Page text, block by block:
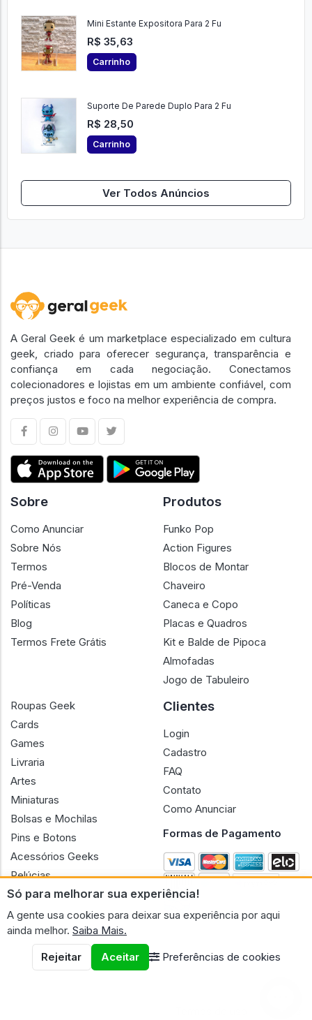
Mini Estante Expositora Para 2 Fu
R$ 35,63
Carrinho
Suporte De Parede Duplo Para 2 Fu
R$ 28,50
Carrinho
Ver Todos Anúncios
Só para melhorar sua experiência!
A gente usa cookies para deixar sua experiência por aqui
ainda melhor. Saiba Mais.
Rejeitar
Aceitar Preferências de cookies
A Geral Geek é um marketplace especializado em cultura
geek, criado para oferecer segurança, transparência e
confiança em cada negociação. Conectamos
colecionadores e lojistas em um ambiente confiável, com
preços justos e foco na melhor experiência de compra.
Sobre
Como Anunciar
Sobre Nós
Termos
Pré-Venda
Políticas
Blog
Termos Frete Grátis
Produtos
Funko Pop
Action Figures
Blocos de Montar
Chaveiro
Caneca e Copo
Placas e Quadros
Kit e Balde de Pipoca
Almofadas
Jogo de Tabuleiro
Roupas Geek
Cards
Games
Livraria
Artes
Miniaturas
Bolsas e Mochilas
Pins e Botons
Acessórios Geeks
Pelúcias
Bonecas
Clientes
Login
Cadastro
FAQ
Contato
Como Anunciar
Formas de Pagamento